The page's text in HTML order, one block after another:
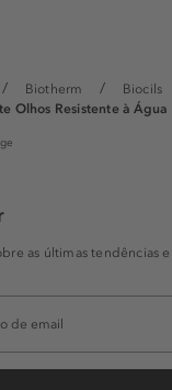
Biotherm
Biocils
Olhos Resistente à Água
as últimas tendências